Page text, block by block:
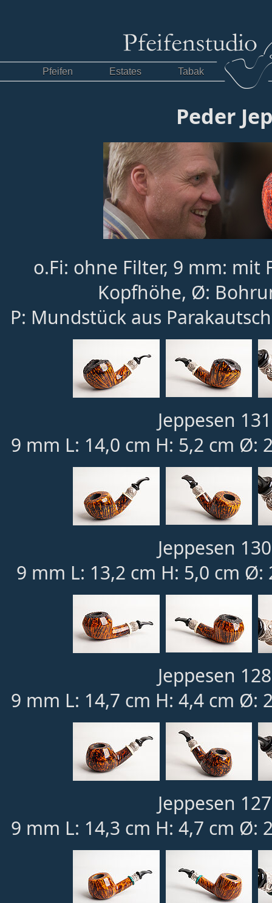
Pfeifen Estates Tabak
Peder
o.Fi: ohne Filter, 9 mm: mit
Kopfhöhe, Ø:
P: Mundstück aus
Jeppesen
9 mm L: 14,0 cm H: 5,2 cm Ø:
Jeppesen
9 mm L: 13,2 cm H: 5,0 cm
Jeppesen
9 mm L: 14,7 cm H: 4,4 cm Ø:
Jeppesen
9 mm L: 14,3 cm H: 4,7 cm Ø: